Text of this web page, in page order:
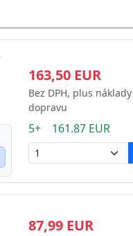
163,50 EUR
Bez DPH, plus
dopravu
5+ 161.87 EUR
87,99 EUR